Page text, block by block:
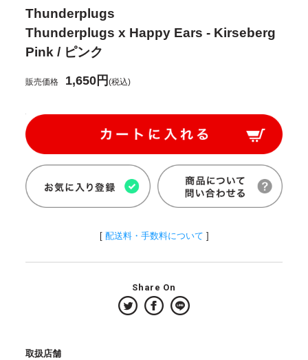
Thunderplugs
Thunderplugs x Happy Ears - Kirseberg
Pink / ピンク
販売価格 1,650円(税込)
[ 配送料・手数料について ]
Share On
取扱店舗